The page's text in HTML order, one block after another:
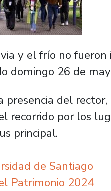
y el frío no fueron
domingo 26 de
presencia del
recorrido por los
principal.
de Santiago
Patrimonio 2024